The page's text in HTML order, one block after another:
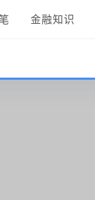
金融知识